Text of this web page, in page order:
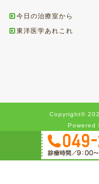
今日の治療室から
東洋医学あれこれ
Copyright©
Powered